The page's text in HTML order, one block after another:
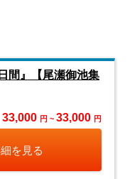
間』【尾瀬御池集
33,000 円 ~ 33,000 円
を見る